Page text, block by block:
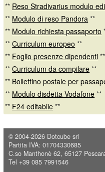
** Reso Stradivarius modulo
** Modulo di reso Pandora **
** Modulo richiesta passaporto
**Curriculum europeo **
** Foglio presenze dipendenti **
**Curriculum da compilare **
** Bollettino postale per
** Modulo disdetta Vodafone **
** F24 editabile **
© 2004-2026 Dotcube srl
Partita IVA: 01704330685
C.so Manthonè 62, 65127
Tel +39 085 7991546